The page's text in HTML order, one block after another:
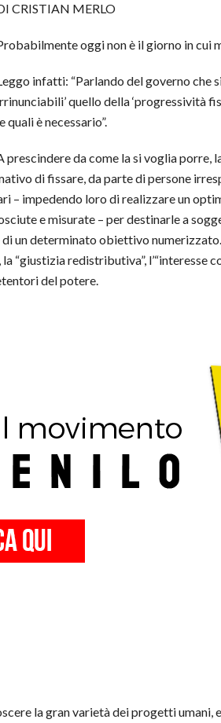
CRISTIAN MERLO
oggi non è il giorno in cui
infatti: “Parlando del governo che
quello della ‘progressività
quali è necessario”.
prescindere da come la si voglia
di fissare, da parte di persone
impedendo loro di realizzare un
e misurate – per destinarle a
un determinato obiettivo
“giustizia redistributiva”, l’“interesse
del potere.
la gran varietà dei progetti umani,